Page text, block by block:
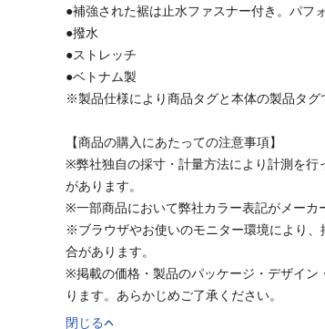
●補強された裾は止水ファスナー付き。パフ
●撥水
●ストレッチ
●ベトナム製
※製品仕様により商品タグと本体の製品タグ
【商品の購入にあたっての注意事項】
※弊社独自の採寸・計量方法により計測を行
があります。
※一部商品において弊社カラー表記がメーカ
※ブラウザやお使いのモニター環境により
合があります。
※掲載の価格・製品のパッケージ・デザイン
ります。あらかじめご了承ください。
閉じる